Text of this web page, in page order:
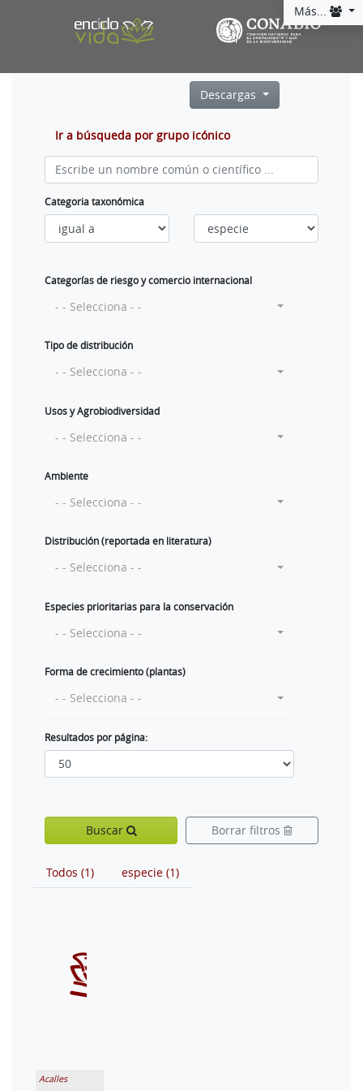
Más...
Descargas
Ir a búsqueda por grupo icónico
Categoria taxonómica
Categorías de riesgo y comercio internacional
- - Selecciona - -
Tipo de distribución
- - Selecciona - -
Usos y Agrobiodiversidad
- - Selecciona - -
Ambiente
- - Selecciona - -
Distribución (reportada en literatura)
- - Selecciona - -
Especies prioritarias para la conservación
- - Selecciona - -
Forma de crecimiento (plantas)
- - Selecciona - -
Resultados por página:
Buscar Borrar filtros
Todos (1) especie (1)
Acalles